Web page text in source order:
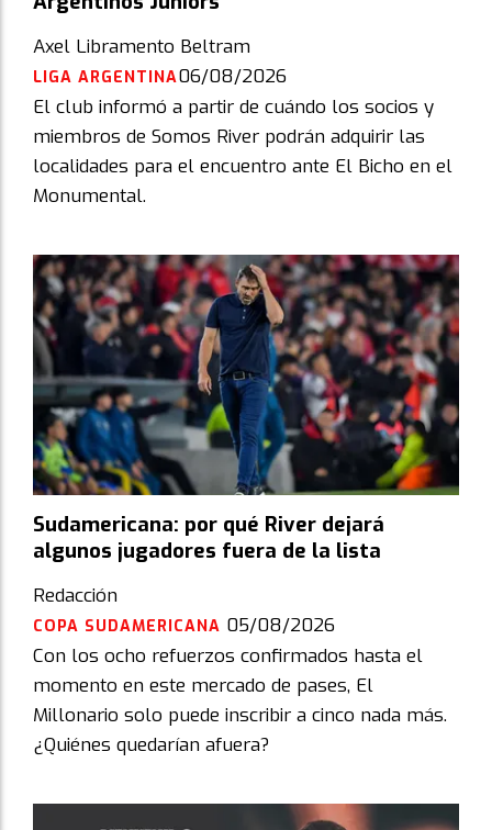
Axel Libramento Beltram
LIGA ARGENTINA06/08/2026
El club informó a partir de cuándo los socios y
miembros de Somos River podrán adquirir las
localidades para el encuentro ante El Bicho en el
Monumental.
Sudamericana: por qué River dejará
algunos jugadores fuera de la lista
Redacción
COPA SUDAMERICANA 05/08/2026
Con los ocho refuerzos confirmados hasta el
momento en este mercado de pases, El
Millonario solo puede inscribir a cinco nada más.
¿Quiénes quedarían afuera?